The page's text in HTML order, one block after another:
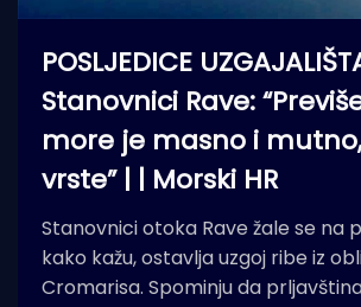
POSLJEDICE
Stanovnici Rave:
more je masno i
vrste” | | Morski HR
Stanovnici otoka Rave žale se na
kako kažu, ostavlja uzgoj ribe iz
Cromarisa. Spominju da